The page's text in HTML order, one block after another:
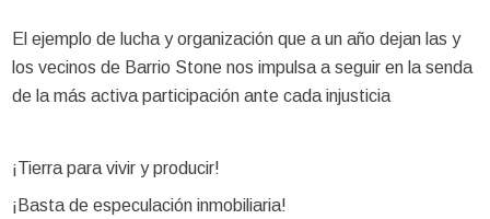
El ejemplo de lucha y organización que a un año dejan las y
los vecinos de Barrio Stone nos impulsa a seguir en la senda
de la más activa participación ante cada injusticia
¡Tierra para vivir y producir!
¡Basta de especulación inmobiliaria!